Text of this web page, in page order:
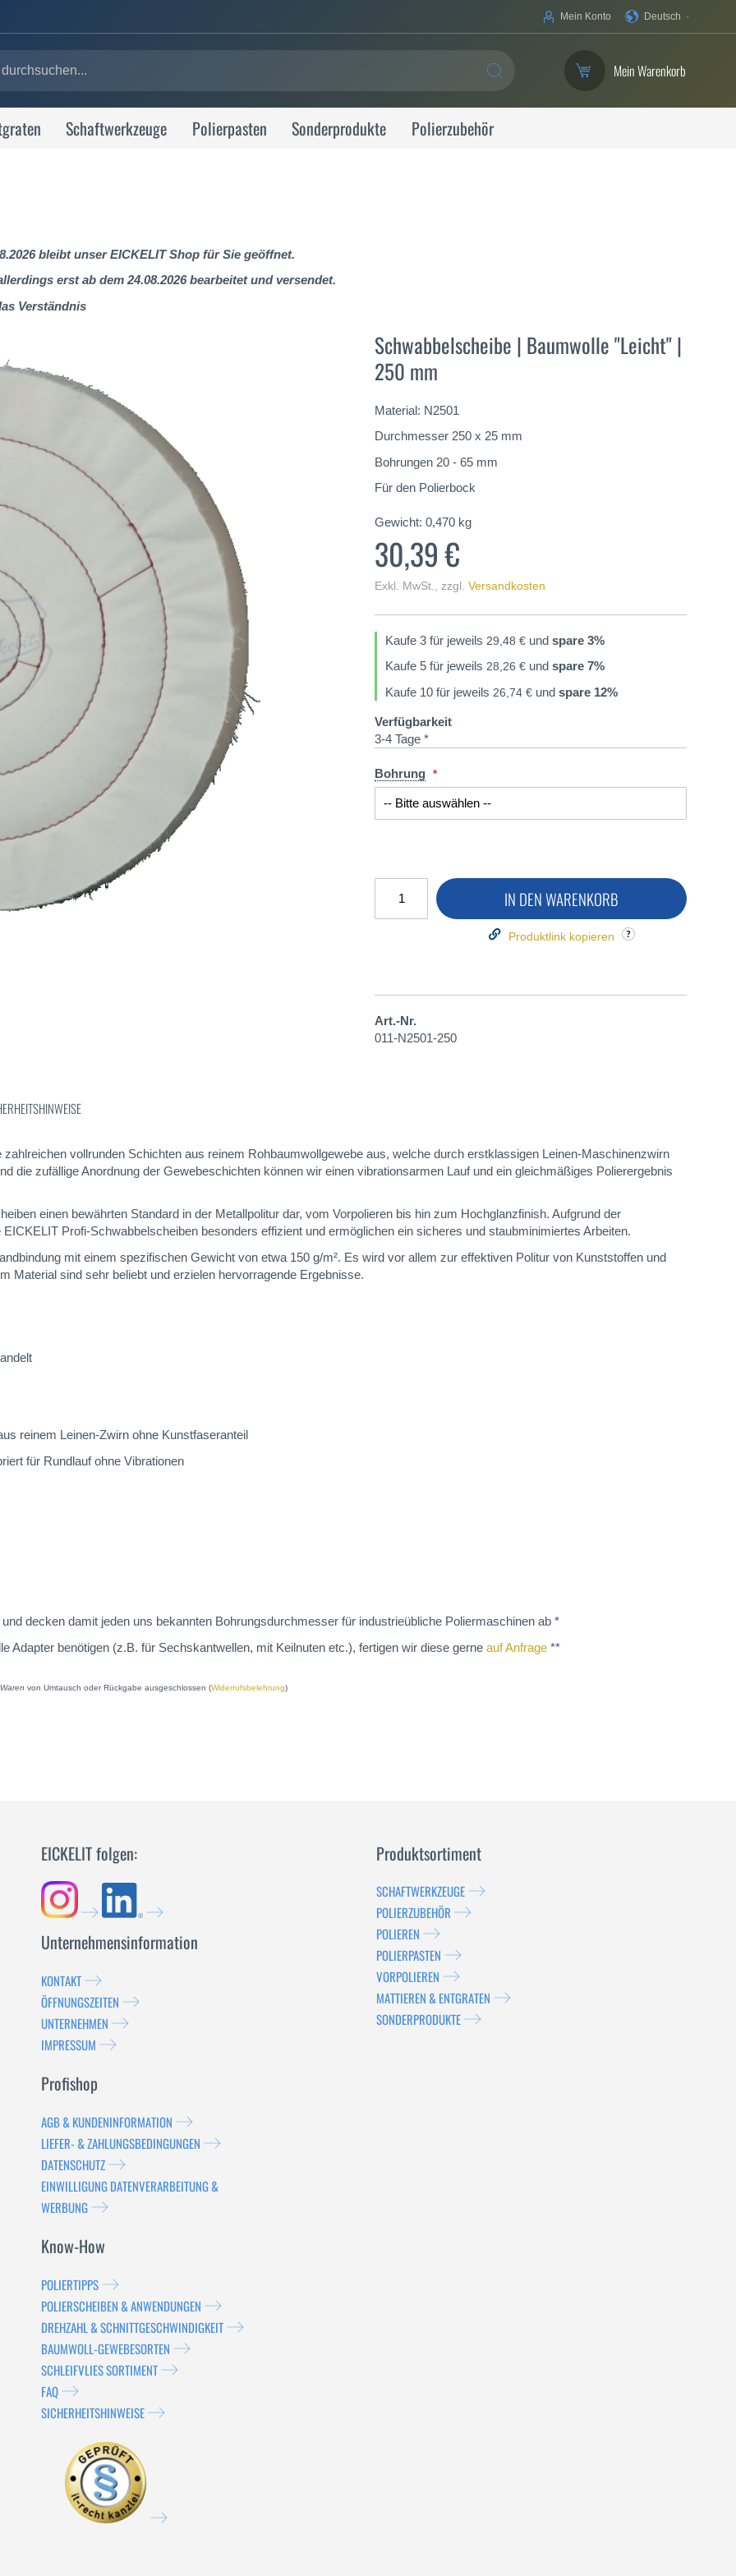
Ihre
Deutsch
Mein Konto
SUCHE Mein Warenkorb
Schaftwerkzeuge Polierpasten Sonderprodukte Polierzubehör
bleibt unser EICKELIT Shop für Sie geöffnet.
erst ab dem 24.08.2026 bearbeitet und versendet.
Verständnis
Schwabbelscheibe | Baumwolle "Leicht" |
250 mm
Material: N2501
Durchmesser 250 x 25 mm
Bohrungen 20 - 65 mm
Für den Polierbock
Gewicht: 0,470 kg
30,39 €
Exkl. MwSt. zzgl. Versandkosten
Kaufe 3 für jeweils 29,48 € und spare 3%
Kaufe 5 für jeweils 28,26 € und spare 7%
Kaufe 10 für jeweils 26,74 € und spare 12%
Verfügbarkeit
3-4 Tage *
Bohrung
IN DEN WARENKORB
Produktlink kopieren
Art.-Nr.
011-N2501-250
vollrunden Schichten aus reinem Rohbaumwollgewebe aus, welche durch erstklassigen Leinen-Maschinenzwirn
die zufällige Anordnung der Gewebeschichten können wir einen vibrationsarmen Lauf und ein gleichmäßiges Polierergebnis
einen bewährten Standard in der Metallpolitur dar, vom Vorpolieren bis hin zum Hochglanzfinish. Aufgrund der
Profi-Schwabbelscheiben besonders effizient und ermöglichen ein sicheres und staubminimiertes Arbeiten.
mit einem spezifischen Gewicht von etwa 150 g/m². Es wird vor allem zur effektiven Politur von Kunststoffen und
Material sind sehr beliebt und erzielen hervorragende Ergebnisse.
reinem Leinen-Zwirn ohne Kunstfaseranteil
für Rundlauf ohne Vibrationen
decken damit jeden uns bekannten Bohrungsdurchmesser für industrieübliche Poliermaschinen ab *
Adapter benötigen (z.B. für Sechskantwellen, mit Keilnuten etc.), fertigen wir diese gerne auf Anfrage **
von Umtausch oder Rückgabe ausgeschlossen (Widerrufsbelehrung)
EICKELIT folgen:
Unternehmensinformation
KONTAKT
ÖFFNUNGSZEITEN
UNTERNEHMEN
IMPRESSUM
Profishop
AGB & KUNDENINFORMATION
LIEFER- & ZAHLUNGSBEDINGUNGEN
DATENSCHUTZ
EINWILLIGUNG DATENVERARBEITUNG &
WERBUNG
Know-How
POLIERTIPPS
POLIERSCHEIBEN & ANWENDUNGEN
DREHZAHL & SCHNITTGESCHWINDIGKEIT
BAUMWOLL-GEWEBESORTEN
SCHLEIFVLIES SORTIMENT
FAQ
SICHERHEITSHINWEISE
Produktsortiment
SCHAFTWERKZEUGE
POLIERZUBEHÖR
POLIEREN
POLIERPASTEN
VORPOLIEREN
MATTIEREN & ENTGRATEN
SONDERPRODUKTE